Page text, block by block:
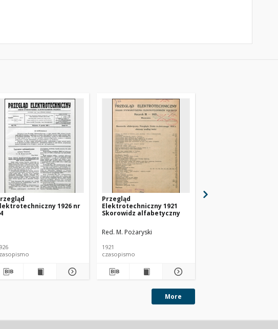
1926 nr
Przegląd
Elektrotechniczny 1921
Skorowidz alfabetyczny
Red. M. Pożaryski
1921
czasopismo
More